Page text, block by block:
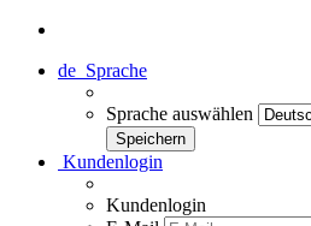
de Sprache
Sprache auswählen
Kundenlogin
Kundenlogin